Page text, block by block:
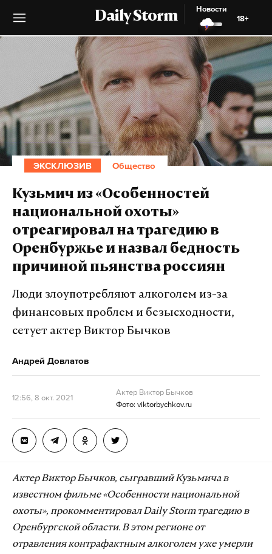
Daily Storm
Новости
18+
ЭКСКЛЮЗИВ Общество
Кузьмич из «Особенностей
национальной охоты»
отреагировал на трагедию в
Оренбуржье и назвал бедность
причиной пьянства россиян
Люди злоупотребляют алкоголем из-за
финансовых проблем и безысходности,
сетует актер Виктор Бычков
Андрей Довлатов
12:56, 8 окт. 2021
Актер Виктор Бычков
Фото: viktorbychkov.ru
Актер Виктор Бычков, сыгравший Кузьмича в
известном фильме «Особенности национальной
охоты», прокомментировал Daily Storm трагедию в
Оренбургской области. В этом регионе от
отравления контрафактным алкоголем уже умерли